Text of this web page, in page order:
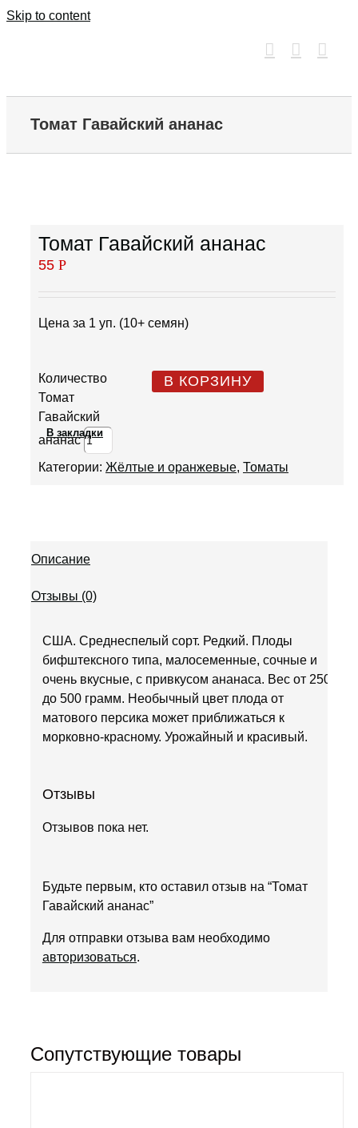
Skip to content
Томат Гавайский ананас
Томат Гавайский ананас
55 Р
Цена за 1 уп. (10+ семян)
Количество
Томат
Гавайский
ананас
В КОРЗИНУ
В закладки
Категории: Жёлтые и оранжевые, Томаты
Описание
Отзывы (0)
США. Среднеспелый сорт. Редкий. Плоды
бифштексного типа, малосеменные, сочные и
очень вкусные, с привкусом ананаса. Вес от 250
до 500 грамм. Необычный цвет плода от
матового персика может приближаться к
морковно-красному. Урожайный и красивый.
Отзывы
Отзывов пока нет.
Будьте первым, кто оставил отзыв на “Томат
Гавайский ананас”
Для отправки отзыва вам необходимо
авторизоваться.
Сопутствующие товары